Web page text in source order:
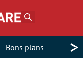
Bons plans >